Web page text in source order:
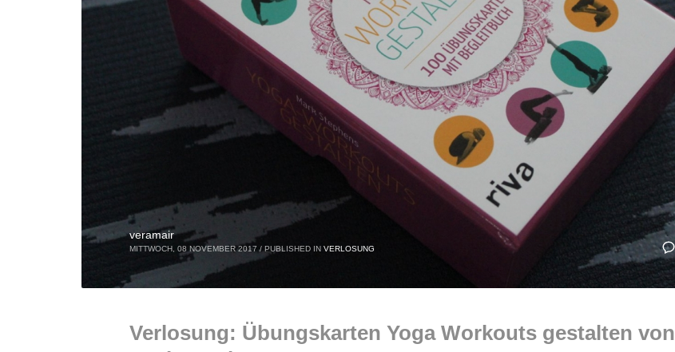
veramair
MITTWOCH, 08 NOVEMBER 2017 / PUBLISHED IN VERLOSUNG
Verlosung: Übungskarten Yoga Workouts gestalten von